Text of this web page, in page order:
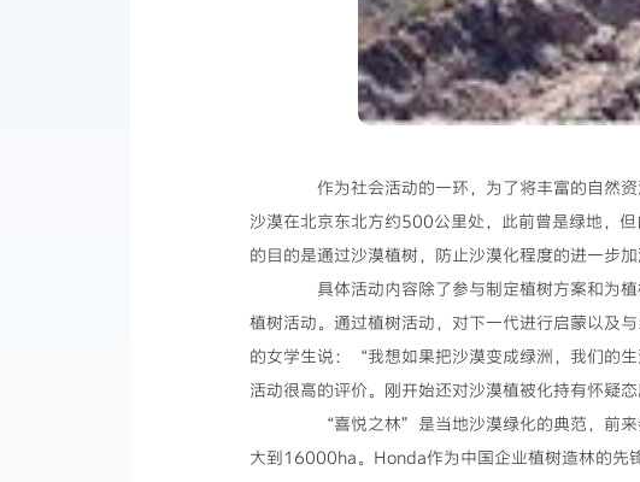
作为社会活动的一环，为了将丰富的自然资
沙漠在北京东北方约500公里处，此前曾是绿地，
的目的是通过沙漠植树，防止沙漠化程度的进一步
具体活动内容除了参与制定植树方案和为植
植树活动。通过植树活动，对下一代进行启蒙以及
的女学生说：“我想如果把沙漠变成绿洲，我们的
活动很高的评价。刚开始还对沙漠植被化持有怀疑
“喜悦之林”是当地沙漠绿化的典范，前来
大到16000ha。Honda作为中国企业植树造林的先